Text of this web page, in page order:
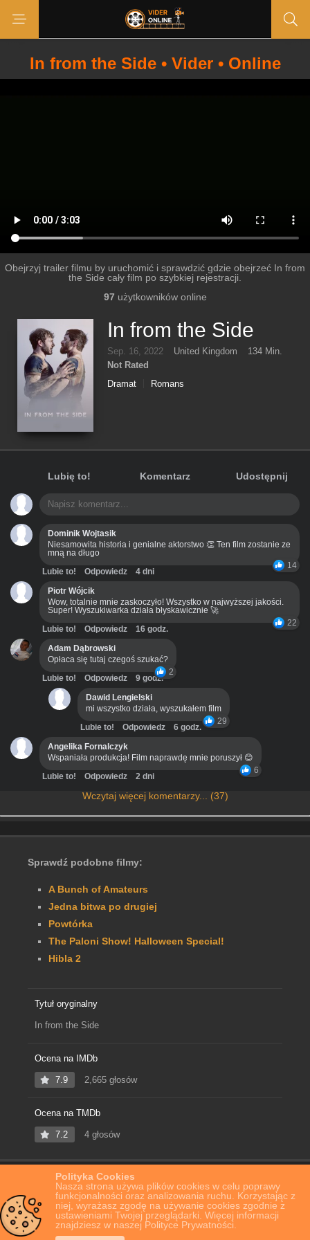
Polityka Cookies
Nasza strona używa plików cookies w celu poprawy
funkcjonalności oraz analizowania ruchu. Korzystając z
niej, wyrażasz zgodę na używanie cookies zgodnie z
ustawieniami Twojej przeglądarki. Więcej informacji
znajdziesz w naszej Polityce Prywatności.
In from the Side • Vider • Online
Obejrzyj trailer filmu by uruchomić i sprawdzić gdzie obejrzeć In from
the Side cały film po szybkiej rejestracji.
97 użytkowników online
In from the Side
Sep. 16, 2022 United Kingdom
134 Min.
Not Rated
Dramat
Romans
Lubię to! Komentarz Udostępnij
Dominik Wojtasik
Niesamowita historia i genialne aktorstwo 👏 Ten film zostanie ze
mną na długo
14
Lubie to! Odpowiedz
4 dni
Piotr Wójcik
Wow, totalnie mnie zaskoczyło! Wszystko w najwyższej jakości.
Super! Wyszukiwarka działa błyskawicznie 🚀
22
Lubie to! Odpowiedz
16 godz.
Adam Dąbrowski
Opłaca się tutaj czegoś szukać?
2
Lubie to! Odpowiedz
9 godz.
Dawid Lengielski
mi wszystko działa, wyszukałem film
29
Lubie to! Odpowiedz
6 godz.
Angelika Fornalczyk
Wspaniała produkcja! Film naprawdę mnie poruszył 😊
6
Lubie to! Odpowiedz 2 dni
Wczytaj więcej komentarzy... (37)
Sprawdź podobne filmy:
A Bunch of Amateurs
Jedna bitwa po drugiej
Powtórka
The Paloni Show! Halloween Special!
Hibla 2
Tytuł oryginalny
In from the Side
Ocena na IMDb
7.9 2,665 głosów
Ocena na TMDb
7.2 4 głosów
Film Online In from the Side